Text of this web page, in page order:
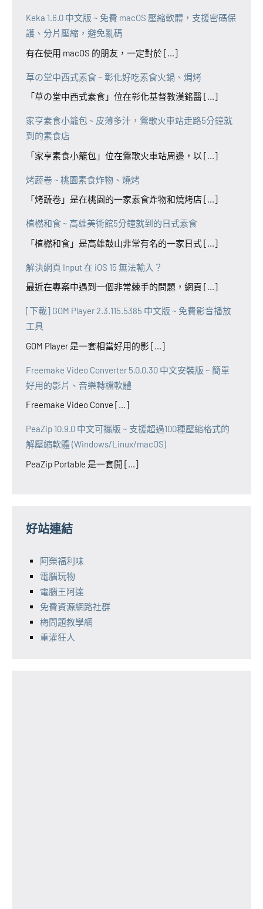
Keka 1.6.0 中文版 ~ 免費 macOS 壓縮軟體，支援密碼保
護、分片壓縮，避免亂碼
有在使用 macOS 的朋友，一定對於 [...]
草の堂中西式素食 ~ 彰化好吃素食火鍋、焗烤
「草の堂中西式素食」位在彰化基督教漢銘醫 [...]
家亨素食小籠包 ~ 皮薄多汁，鶯歌火車站走路5分鐘就
到的素食店
「家亨素食小籠包」位在鶯歌火車站周邊，以 [...]
烤蔬卷 ~ 桃園素食炸物、燒烤
「烤蔬卷」是在桃園的一家素食炸物和燒烤店 [...]
植橪和食 ~ 高雄美術館5分鐘就到的日式素食
「植橪和食」是高雄鼓山非常有名的一家日式 [...]
解決網頁 Input 在 iOS 15 無法輸入？
最近在專案中遇到一個非常棘手的問題，網頁 [...]
[下載] GOM Player 2.3.115.5385 中文版 ~ 免費影音播放
工具
GOM Player 是一套相當好用的影 [...]
Freemake Video Converter 5.0.0.30 中文安裝版 ~ 簡單
好用的影片、音樂轉檔軟體
Freemake Video Conve [...]
PeaZip 10.9.0 中文可攜版 ~ 支援超過100種壓縮格式的
解壓縮軟體 (Windows/Linux/macOS)
PeaZip Portable 是一套開 [...]
好站連結
阿榮福利味
電腦玩物
電腦王阿達
免費資源網路社群
梅問題教學網
重灌狂人